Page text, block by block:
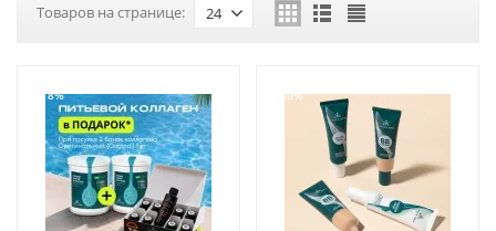
Товаров на странице: 24
-18% -50%